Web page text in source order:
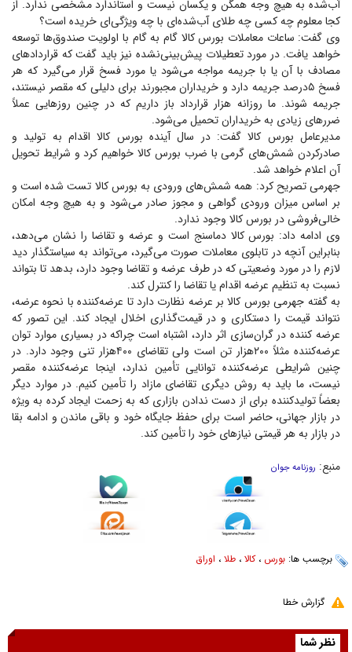
آب‌شده به هیچ وجه همگن و یکسان نیست و استاندارد مشخصی ندارد. از
کجا معلوم چه کسی چه طلای آب‌شده‌ای با چه ویژگی‌ای خریده است؟
وی گفت: ساعات معاملات بورس کالا گام به گام با اولویت صندوق‌ها توسعه
خواهد یافت. در مورد تعطیلات پیش‌بینی‌نشده نیز باید گفت که قرارداد‌های
مصادف با آن یا با جریمه مواجه می‌شود یا مورد فسخ قرار می‌گیرد که هر
فسخ ۵درصد جریمه دارد و خریداران مجبورند برای دلیلی که مقصر نیستند،
جریمه شوند. ما روزانه هزار قرارداد باز داریم که در چنین روز‌هایی عملاً
ضرر‌های زیادی به خریداران تحمیل می‌شود.
مدیرعامل بورس کالا گفت: در سال آینده بورس کالا اقدام به تولید و
صادرکردن شمش‌های گرمی با ضرب بورس کالا خواهیم کرد و شرایط تحویل
آن اعلام خواهد شد.
جهرمی تصریح کرد: همه شمش‌های ورودی به بورس کالا تست شده است و
بر اساس میزان ورودی گواهی و مجوز صادر می‌شود و به هیچ وجه امکان
خالی‌فروشی در بورس کالا وجود ندارد.
وی ادامه داد: بورس کالا دماسنج است و عرضه و تقاضا را نشان می‌دهد،
بنابراین آنچه در تابلوی معاملات صورت می‌گیرد، می‌تواند به سیاستگذار دید
لازم را در مورد وضعیتی که در طرف عرضه و تقاضا وجود دارد، بدهد تا بتواند
نسبت به تنظیم عرضه اقدام یا تقاضا را کنترل کند.
به گفته جهرمی بورس کالا بر عرضه نظارت دارد تا عرضه‌کننده با نحوه عرضه،
نتواند قیمت را دستکاری و در قیمت‌گذاری اخلال ایجاد کند. این تصور که
عرضه کننده در گران‌سازی اثر دارد، اشتباه است چراکه در بسیاری موارد توان
عرضه‌کننده مثلاً ۲۰۰هزار تن است ولی تقاضای ۴۰۰هزار تنی وجود دارد. در
چنین شرایطی عرضه‌کننده توانایی تأمین ندارد، اینجا عرضه‌کننده مقصر
نیست، ما باید به روش دیگری تقاضای مازاد را تأمین کنیم. در موارد دیگر
بعضاً تولید‌کننده برای از دست ندادن بازاری که به زحمت ایجاد کرده به ویژه
در بازار جهانی، حاضر است برای حفظ جایگاه خود و باقی ماندن و ادامه بقا
در بازار به هر قیمتی نیاز‌های خود را تأمین کند.
منبع: روزنامه جوان
برچسب ها: بورس ،کالا ، طلا ، اوراق
گزارش خطا
نظر شما